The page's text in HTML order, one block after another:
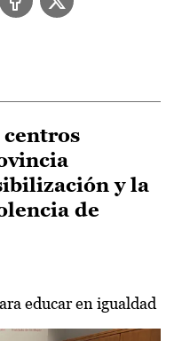
y la
de
educar en igualdad